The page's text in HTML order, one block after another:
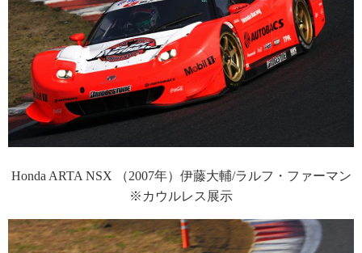
Honda ARTA NSX （2007年）伊藤大輔/ラルフ・ファーマン
※カウルレス展示